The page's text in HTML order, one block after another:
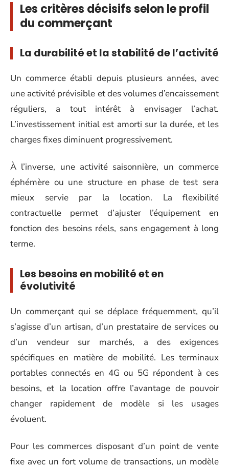
Les critères décisifs selon le profil
du commerçant
La durabilité et la stabilité de l’activité
Un commerce établi depuis plusieurs années, avec
une activité prévisible et des volumes d’encaissement
réguliers, a tout intérêt à envisager l’achat.
L’investissement initial est amorti sur la durée, et les
charges fixes diminuent progressivement.
À l’inverse, une activité saisonnière, un commerce
éphémère ou une structure en phase de test sera
mieux servie par la location. La flexibilité
contractuelle permet d’ajuster l’équipement en
fonction des besoins réels, sans engagement à long
terme.
Les besoins en mobilité et en
évolutivité
Un commerçant qui se déplace fréquemment, qu’il
s’agisse d’un artisan, d’un prestataire de services ou
d’un vendeur sur marchés, a des exigences
spécifiques en matière de mobilité. Les terminaux
portables connectés en 4G ou 5G répondent à ces
besoins, et la location offre l’avantage de pouvoir
changer rapidement de modèle si les usages
évoluent.
Pour les commerces disposant d’un point de vente
fixe avec un fort volume de transactions, un modèle